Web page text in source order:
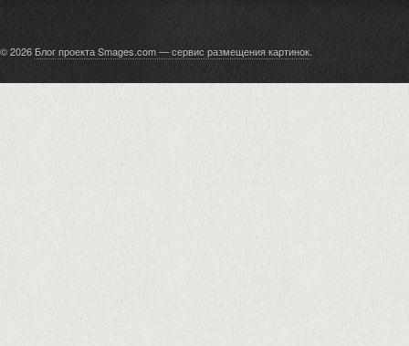
© 2026 Блог проекта Smages.com — сервис размещения картинок.